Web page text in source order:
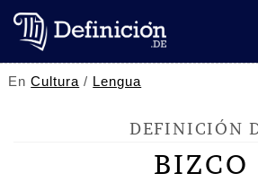
EnCultura / Lengua
DEFINICIÓN
BIZCO